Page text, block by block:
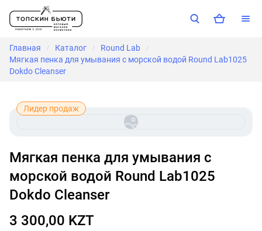
Главная / Каталог / Round Lab /
Мягкая пенка для умывания с морской водой Round Lab1025
Dokdo Cleanser
Лидер продаж
Мягкая пенка для умывания с
морской водой Round Lab1025
Dokdo Cleanser
3 300,00 KZT